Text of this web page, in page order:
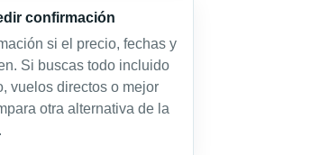
confirmación
si el precio, fechas y
Si buscas todo incluido
vuelos directos o mejor
otra alternativa de la